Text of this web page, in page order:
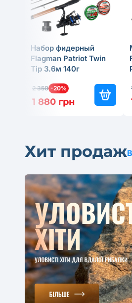
Набор фидерный
Flagman Patriot Twin
Tip 3.6м 140г
2 350 -20%
1 880 грн
Хит продаж